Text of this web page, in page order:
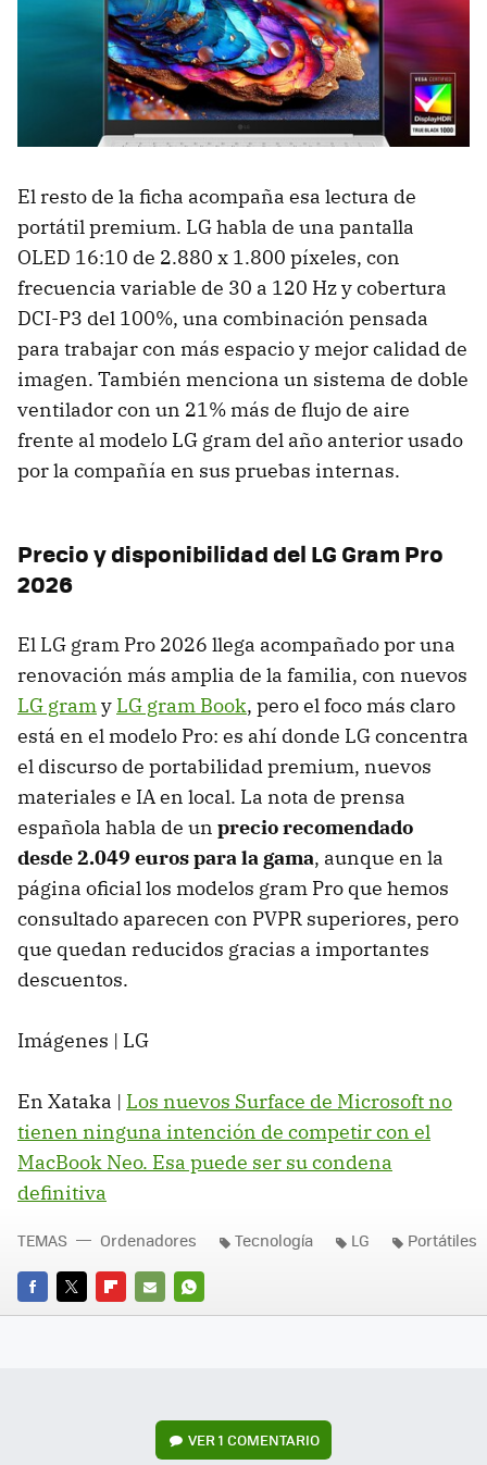
El resto de la ficha acompaña esa lectura de
portátil premium. LG habla de una pantalla
OLED 16:10 de 2.880 x 1.800 píxeles, con
frecuencia variable de 30 a 120 Hz y cobertura
DCI-P3 del 100%, una combinación pensada
para trabajar con más espacio y mejor calidad de
imagen. También menciona un sistema de doble
ventilador con un 21% más de flujo de aire
frente al modelo LG gram del año anterior usado
por la compañía en sus pruebas internas.
Precio y disponibilidad del LG Gram Pro
2026
El LG gram Pro 2026 llega acompañado por una
renovación más amplia de la familia, con nuevos
LG gramy LG gram Book, pero el foco más claro
está en el modelo Pro: es ahí donde LG concentra
el discurso de portabilidad premium, nuevos
materiales e IA en local. La nota de prensa
española habla de un precio recomendado
desde 2.049 euros para la gama, aunque en la
página oficial los modelos gram Pro que hemos
consultado aparecen con PVPR superiores, pero
que quedan reducidos gracias a importantes
descuentos.
Imágenes | LG
En Xataka | Los nuevos Surface de Microsoft no
tienen ninguna intención de competir con el
MacBook Neo. Esa puede ser su condena
definitiva
FACEBOOK
TWITTERFLIPBOARD
E-
WHATSAPP
TEMAS Ordenadores Tecnología LG Portátiles
VER1 COMENTARIO